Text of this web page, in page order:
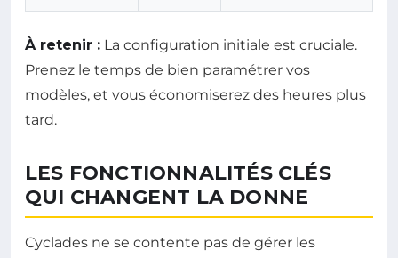
À retenir : La configuration initiale est cruciale.
Prenez le temps de bien paramétrer vos
modèles, et vous économiserez des heures plus
tard.
LES FONCTIONNALITÉS CLÉS
QUI CHANGENT LA DONNE
Cyclades ne se contente pas de gérer les